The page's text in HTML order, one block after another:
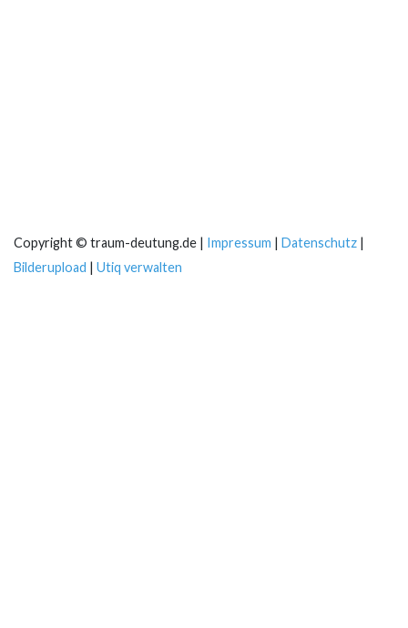
Copyright © traum-deutung.de | Impressum | Datenschutz |
Bilderupload | Utiq verwalten